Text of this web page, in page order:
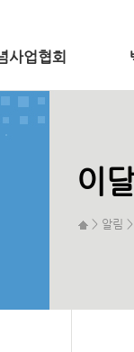
사업협회
이
> 알림